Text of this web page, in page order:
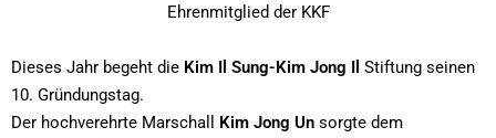
Ehrenmitglied der KKF
Dieses Jahr begeht die Kim Il Sung-Kim Jong Il Stiftung seinen
10. Gründungstag.
Der hochverehrte Marschall Kim Jong Un sorgte dem